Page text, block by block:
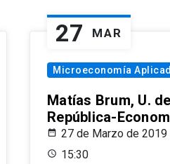
27 MAR
Microeconomía
Matías Brum, U.
República-
27 de Marzo de 2019
15:30